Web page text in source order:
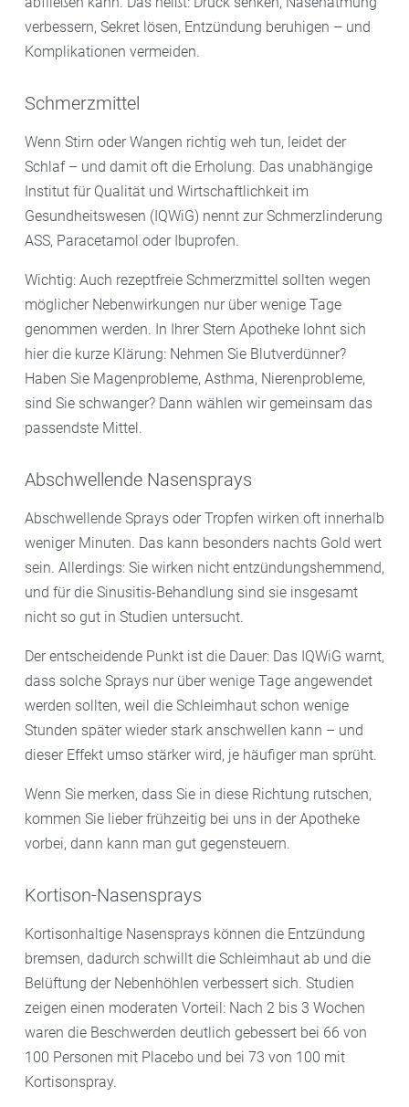
verbessern, Sekret lösen, Entzündung beruhigen – und
Komplikationen vermeiden.
Schmerzmittel
Wenn Stirn oder Wangen richtig weh tun, leidet der
Schlaf – und damit oft die Erholung. Das unabhängige
Institut für Qualität und Wirtschaftlichkeit im
Gesundheitswesen (IQWiG) nennt zur Schmerzlinderung
ASS, Paracetamol oder Ibuprofen.
Wichtig: Auch rezeptfreie Schmerzmittel sollten wegen
möglicher Nebenwirkungen nur über wenige Tage
genommen werden. In Ihrer Stern Apotheke lohnt sich
hier die kurze Klärung: Nehmen Sie Blutverdünner?
Haben Sie Magenprobleme, Asthma, Nierenprobleme,
sind Sie schwanger? Dann wählen wir gemeinsam das
passendste Mittel.
Abschwellende Nasensprays
Abschwellende Sprays oder Tropfen wirken oft innerhalb
weniger Minuten. Das kann besonders nachts Gold wert
sein. Allerdings: Sie wirken nicht entzündungshemmend,
und für die Sinusitis-Behandlung sind sie insgesamt
nicht so gut in Studien untersucht.
Der entscheidende Punkt ist die Dauer: Das IQWiG warnt,
dass solche Sprays nur über wenige Tage angewendet
werden sollten, weil die Schleimhaut schon wenige
Stunden später wieder stark anschwellen kann – und
dieser Effekt umso stärker wird, je häufiger man sprüht.
Wenn Sie merken, dass Sie in diese Richtung rutschen,
kommen Sie lieber frühzeitig bei uns in der Apotheke
vorbei, dann kann man gut gegensteuern.
Kortison-Nasensprays
Kortisonhaltige Nasensprays können die Entzündung
bremsen, dadurch schwillt die Schleimhaut ab und die
Belüftung der Nebenhöhlen verbessert sich. Studien
zeigen einen moderaten Vorteil: Nach 2 bis 3 Wochen
waren die Beschwerden deutlich gebessert bei 66 von
100 Personen mit Placebo und bei 73 von 100 mit
Kortisonspray.